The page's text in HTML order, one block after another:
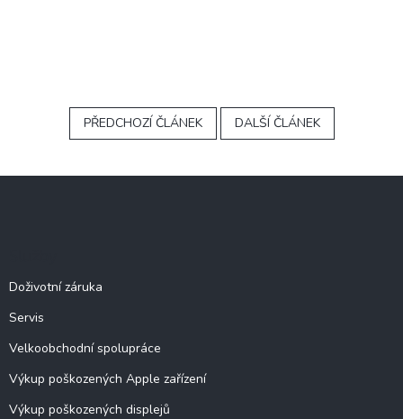
PŘEDCHOZÍ ČLÁNEK DALŠÍ ČLÁNEK
Doživotní záruka
Servis
Velkoobchodní spolupráce
Výkup poškozených Apple zařízení
Výkup poškozených displejů